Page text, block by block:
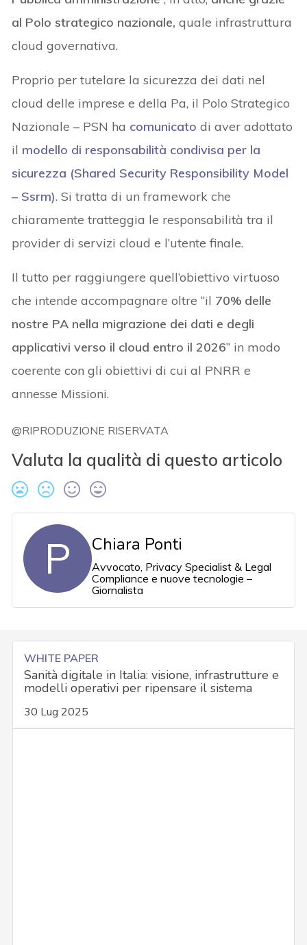
al Polo strategico nazionale,quale infrastruttura
cloud governativa.
Proprio per tutelare la sicurezza dei dati nel
cloud delle imprese e della Pa, il Polo Strategico
Nazionale – PSN ha comunicato di aver adottato
il modello di responsabilità condivisa per la
sicurezza (Shared Security Responsibility Model
– Ssrm). Si tratta di un framework che
chiaramente tratteggia le responsabilità tra il
provider di servizi cloud e l’utente finale.
Il tutto per raggiungere quell’obiettivo virtuoso
che intende accompagnare oltre “il 70% delle
nostre PA nella migrazione dei dati e degli
applicativi verso il cloud entro il 2026” in modo
coerente con gli obiettivi di cui al PNRR e
annesse Missioni.
@RIPRODUZIONE RISERVATA
Valuta la qualità di questo articolo
P Chiara Ponti
Avvocato, Privacy Specialist & Legal
Compliance e nuove tecnologie –
Giornalista
WHITE PAPER
Sanità digitale in Italia: visione, infrastrutture e
modelli operativi per ripensare il sistema
30 Lug 2025